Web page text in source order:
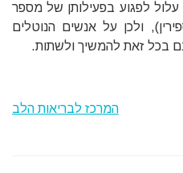
עלול לפגוע בפעילותן של מספר
ולכן על אנשים הנוטלים
בכל זאת להמשיך ולשתות.
המרכז לבריאות הלב